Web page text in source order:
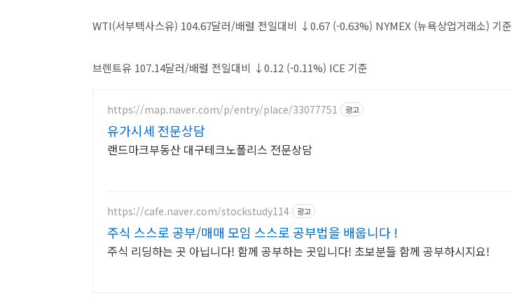
WTI(서부텍사스유) 104.67달러/배럴 전일대비 ↓0.67 (-0.63%) NYMEX (뉴욕상업거래소) 기준
브렌트유 107.14달러/배럴 전일대비 ↓0.12 (-0.11%) ICE 기준
https://map.naver.com/p/entry/place/33077751 광고
유가시세 전문상담
랜드마크부동산 대구테크노폴리스 전문상담
https://cafe.naver.com/stockstudy114 광고
주식 스스로 공부/매매 모임 스스로 공부법을 배웁니다 !
주식 리딩하는 곳 아닙니다! 함께 공부하는 곳입니다! 초보분들 함께 공부하시지요!